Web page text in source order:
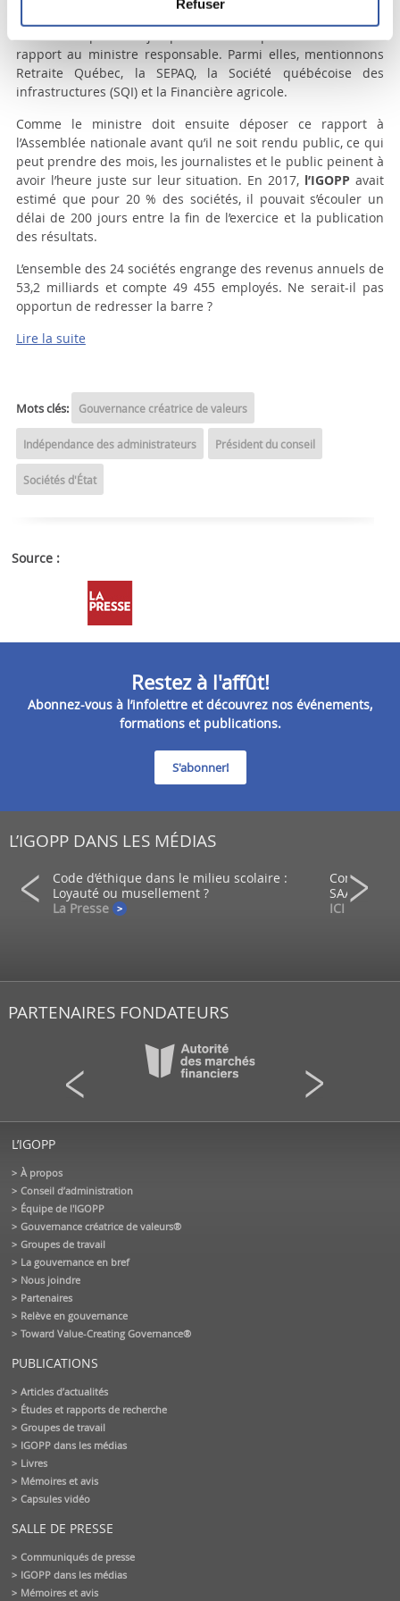
Refuser
rapport au ministre responsable. Parmi elles, mentionnons
Retraite Québec, la SEPAQ, la Société québécoise des
infrastructures (SQI) et la Financière agricole.
Comme le ministre doit ensuite déposer ce rapport à
l’Assemblée nationale avant qu’il ne soit rendu public, ce qui
peut prendre des mois, les journalistes et le public peinent à
avoir l’heure juste sur leur situation. En 2017, l’IGOPP avait
estimé que pour 20 % des sociétés, il pouvait s’écouler un
délai de 200 jours entre la fin de l’exercice et la publication
des résultats.
L’ensemble des 24 sociétés engrange des revenus annuels de
53,2 milliards et compte 49 455 employés. Ne serait-il pas
opportun de redresser la barre ?
Lire la suite
Mots clés: Gouvernance créatrice de valeurs
Indépendance des administrateurs Président du conseil
Sociétés d'État
Source :
Restez à l'affût!
Abonnez-vous à l’infolettre et découvrez nos événements,
formations et publications.
S'abonner!
L’IGOPP DANS LES MÉDIAS
d’un
Code d’éthique dans le milieu scolaire :
Loyauté ou musellement ?
La Presse
Comment
SAAQ?
ICI - Radio-
PARTENAIRES FONDATEURS
L’IGOPP
À propos
Conseil d’administration
Équipe de l'IGOPP
Gouvernance créatrice de valeurs®
Groupes de travail
La gouvernance en bref
Nous joindre
Partenaires
Relève en gouvernance
Toward Value-Creating Governance®
PUBLICATIONS
Articles d’actualités
Études et rapports de recherche
Groupes de travail
IGOPP dans les médias
Livres
Mémoires et avis
Capsules vidéo
SALLE DE PRESSE
Communiqués de presse
IGOPP dans les médias
Mémoires et avis